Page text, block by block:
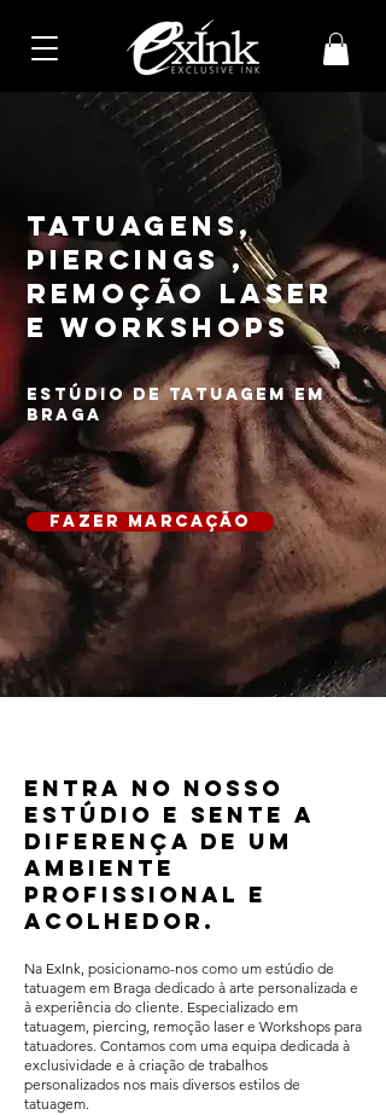
TATUAGENS,
PIERCINGS ,
REMOÇÃO LASER
e workshops
estúdio de tatuagem em
braga
fazer marcação
Entra no nosso
estúdio e sente a
diferença de um
ambiente
profissional e
acolhedor.
Na ExInk, posicionamo-nos como um estúdio de
tatuagem em Braga dedicado à arte personalizada e
à experiência do cliente. Especializado em
tatuagem, piercing, remoção laser e Workshops para
tatuadores. Contamos com uma equipa dedicada à
exclusividade e à criação de trabalhos
personalizados nos mais diversos estilos de
tatuagem.